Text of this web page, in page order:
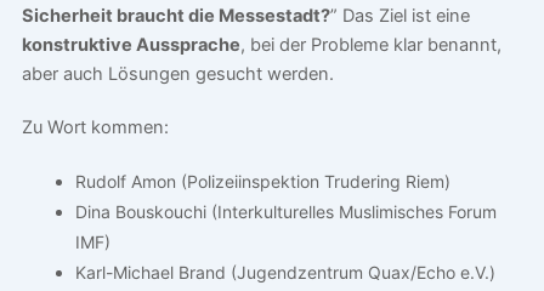
Sicherheit braucht die Messestadt?” Das Ziel ist eine
konstruktive Aussprache, bei der Probleme klar benannt,
aber auch Lösungen gesucht werden.
Zu Wort kommen:
Rudolf Amon (Polizeiinspektion Trudering Riem)
Dina Bouskouchi (Interkulturelles Muslimisches Forum
IMF)
Karl-Michael Brand (Jugendzentrum Quax/Echo e.V.)